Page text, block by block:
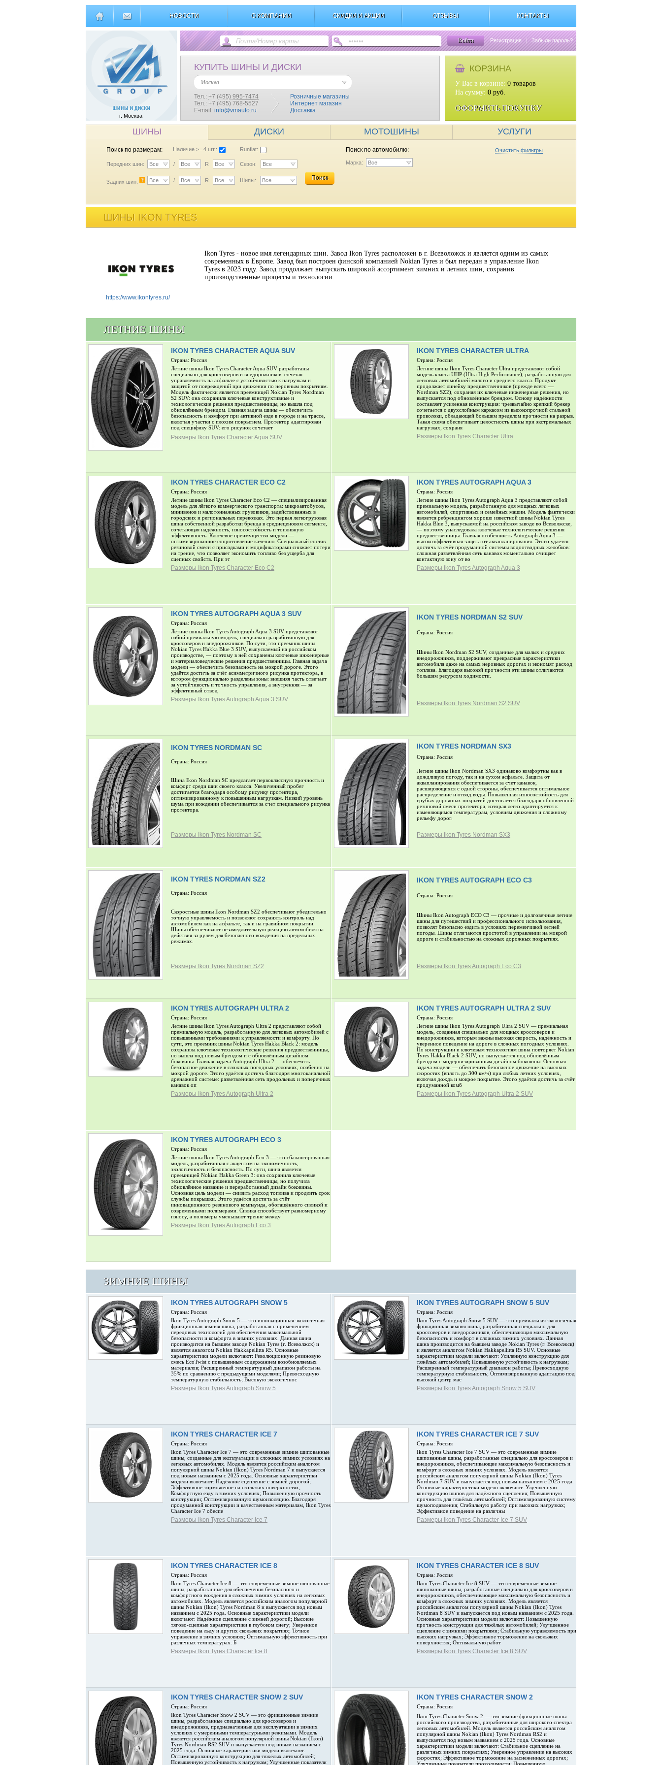
НОВОСТИ О КОМПАНИИ СКИДКИ И АКЦИИ ОТЗЫВЫ КОНТАКТЫ
г. Москва
Войти Регистрация | Забыли пароль?
КУПИТЬ ШИНЫ И ДИСКИ
Москва
Тел.: +7 (495) 995-7474
Тел.: +7 (495) 768-5527
E-mail: info@vmauto.ru
Розничные магазины
Интернет магазин
Доставка
КОРЗИНА
У Вас в корзине: 0 товаров
На сумму: 0 руб.
ОФОРМИТЬ ПОКУПКУ
ШИНЫ ДИСКИ МОТОШИНЫ УСЛУГИ
Поиск по размерам: Наличие >= 4 шт.: Runflat:
Передних шин: Все / Все R Все Сезон: Все
Задних шин: ? Все / Все R Все Шипы: Все Поиск
Поиск по автомобилю: Очистить фильтры
Марка: Все
ШИНЫ IKON TYRES
https://www.ikontyres.ru/
Ikon Tyres - новое имя легендарных шин. Завод Ikon Tyres расположен в г. Всеволожск и является одним из самых
современных в Европе. Завод был построен финской компанией Nokian Tyres и был передан в управление Ikon
Tyres в 2023 году. Завод продолжает выпускать широкий ассортимент зимних и летних шин, сохранив
производственные процессы и технологии.
ЛЕТНИЕ ШИНЫ
IKON TYRES CHARACTER AQUA SUV
Страна: Россия
Летние шины Ikon Tyres Character Aqua SUV разработаны
специально для кроссоверов и внедорожников, сочетая
управляемость на асфальте с устойчивостью к нагрузкам и
защитой от повреждений при движении по неровным покрытиям.
Модель фактически является преемницей Nokian Tyres Nordman
S2 SUV: она сохранила ключевые конструктивные и
технологические решения предшественницы, но вышла под
обновлённым брендом. Главная задача шины — обеспечить
безопасность и комфорт при активной езде в городе и на трассе,
включая участки с плохим покрытием. Протектор адаптирован
под специфику SUV: его рисунок сочетает
Размеры Ikon Tyres Character Aqua SUV
IKON TYRES CHARACTER ULTRA
Страна: Россия
Летние шины Ikon Tyres Character Ultra представляют собой
модель класса UHP (Ultra High Performance), разработанную для
легковых автомобилей малого и среднего класса. Продукт
продолжает линейку предшественников (прежде всего —
Nordman SZ2), сохраняя их ключевые инженерные решения, но
выпускается под обновлённым брендом. Основу надёжности
составляет усиленная конструкция: чрезвычайно крепкий брекер
сочетается с двухслойным каркасом из высокопрочной стальной
проволоки, обладающей большим пределом прочности на разрыв.
Такая схема обеспечивает целостность шины при экстремальных
нагрузках, сохраня
Размеры Ikon Tyres Character Ultra
IKON TYRES CHARACTER ECO C2
Страна: Россия
Летние шины Ikon Tyres Character Eco C2 — специализированная
модель для лёгкого коммерческого транспорта: микроавтобусов,
минивэнов и малотоннажных грузовиков, задействованных в
городских и региональных перевозках. Это первая легкогрузовая
шина собственной разработки бренда в среднеценовом сегменте,
сочетающая надёжность, износостойкость и топливную
эффективность. Ключевое преимущество модели —
оптимизированное сопротивление качению. Специальный состав
резиновой смеси с присадками и модификаторами снижает потери
на трение, что позволяет экономить топливо без ущерба для
сцепных свойств. При эт
Размеры Ikon Tyres Character Eco C2
IKON TYRES AUTOGRAPH AQUA 3
Страна: Россия
Летние шины Ikon Tyres Autograph Aqua 3 представляют собой
премиальную модель, разработанную для мощных легковых
автомобилей, спортивных и семейных машин. Модель фактически
является ребрендингом хорошо известной шины Nokian Tyres
Hakka Blue 3, выпускаемой на российском заводе во Всеволжске,
— поэтому унаследовала ключевые технологические решения
предшественницы. Главная особенность Autograph Aqua 3 —
высокоэффективная защита от аквапланирования. Этого удаётся
достичь за счёт продуманной системы водоотводных желобков:
сложная разветвлённая сеть канавок моментально очищает
контактную зону от во
Размеры Ikon Tyres Autograph Aqua 3
IKON TYRES AUTOGRAPH AQUA 3 SUV
Страна: Россия
Летние шины Ikon Tyres Autograph Aqua 3 SUV представляют
собой премиальную модель, специально разработанную для
кроссоверов и внедорожников. По сути, это преемник шины
Nokian Tyres Hakka Blue 3 SUV, выпускаемый на российском
производстве, — поэтому в ней сохранены ключевые инженерные
и материаловедческие решения предшественницы. Главная задача
модели — обеспечить безопасность на мокрой дороге. Этого
удаётся достичь за счёт асимметричного рисунка протектора, в
котором функционально разделены зоны: внешняя часть отвечает
за устойчивость и точность управления, а внутренняя — за
эффективный отвод
Размеры Ikon Tyres Autograph Aqua 3 SUV
IKON TYRES NORDMAN S2 SUV
Страна: Россия
Шины Ikon Nordman S2 SUV, созданные для малых и средних
внедорожников, поддерживают прекрасные характеристики
автомобиля даже на самых неровных дорогах и экономят расход
топлива. Благодаря высокой прочности эти шины отличаются
большим ресурсом ходимости.
Размеры Ikon Tyres Nordman S2 SUV
IKON TYRES NORDMAN SC
Страна: Россия
Шина Ikon Nordman SC предлагает первоклассную прочность и
комфорт среди шин своего класса. Увеличенный пробег
достигается благодаря особому рисунку протектора,
оптимизированному к повышенным нагрузкам. Низкий уровень
шума при вождении обеспечивается за счет специального рисунка
протектора.
Размеры Ikon Tyres Nordman SC
IKON TYRES NORDMAN SX3
Страна: Россия
Летние шины Ikon Nordman SX3 одинаково комфортны как в
дождливую погоду, так и на сухом асфальте. Защита от
аквапланирования обеспечивается за счет канавок,
расширяющихся с одной стороны, обеспечивается оптимальное
распределение и отвод воды. Повышенная износостойкость для
грубых дорожных покрытий достигается благодаря обновленной
резиновой смеси протектора, которая легко адаптируется к
изменяющимся температурам, условиям движения и сложному
рельефу дорог.
Размеры Ikon Tyres Nordman SX3
IKON TYRES NORDMAN SZ2
Страна: Россия
Скоростные шины Ikon Nordman SZ2 обеспечивают убедительно
точную управляемость и позволяют сохранять контроль над
автомобилем как на асфальте, так и на гравийном покрытии.
Шины обеспечивают незамедлительную реакцию автомобиля на
действия за рулем для безопасного вождения на предельных
режимах.
Размеры Ikon Tyres Nordman SZ2
IKON TYRES AUTOGRAPH ECO C3
Страна: Россия
Шины Ikon Autograph ECO C3 — прочные и долговечные летние
шины для путешествий и профессионального использования,
позволят безопасно ездить в условиях переменчивой летней
погоды. Шины отличаются простотой в управлении на мокрой
дороге и стабильностью на сложных дорожных покрытиях.
Размеры Ikon Tyres Autograph Eco C3
IKON TYRES AUTOGRAPH ULTRA 2
Страна: Россия
Летние шины Ikon Tyres Autograph Ultra 2 представляют собой
премиальную модель, разработанную для легковых автомобилей с
повышенными требованиями к управляемости и комфорту. По
сути, это преемник шины Nokian Tyres Hakka Black 2: модель
сохранила ключевые технологические решения предшественницы,
но вышла под новым брендом и с обновлённым дизайном
боковины. Главная задача Autograph Ultra 2 — обеспечить
безопасное движение в сложных погодных условиях, особенно на
мокрой дороге. Этого удаётся достичь благодаря многоканальной
дренажной системе: разветвлённая сеть продольных и поперечных
канавок оп
Размеры Ikon Tyres Autograph Ultra 2
IKON TYRES AUTOGRAPH ULTRA 2 SUV
Страна: Россия
Летние шины Ikon Tyres Autograph Ultra 2 SUV — премиальная
модель, созданная специально для мощных кроссоверов и
внедорожников, которым важны высокая скорость, надёжность и
уверенное поведение на дороге в сложных погодных условиях.
По конструкции и ключевым технологиям шина повторяет Nokian
Tyres Hakka Black 2 SUV, но выпускается под обновлённым
брендом с модернизированным дизайном боковины. Основная
задача модели — обеспечить безопасное движение на высоких
скоростях (вплоть до 300 км/ч) при любых летних условиях,
включая дождь и мокрое покрытие. Этого удаётся достичь за счёт
продуманной комб
Размеры Ikon Tyres Autograph Ultra 2 SUV
IKON TYRES AUTOGRAPH ECO 3
Страна: Россия
Летние шины Ikon Tyres Autograph Eco 3 — это сбалансированная
модель, разработанная с акцентом на экономичность,
экологичность и безопасность. По сути, шина является
преемницей Nokian Hakka Green 3: она сохранила ключевые
технологические решения предшественницы, но получила
обновлённое название и переработанный дизайн боковины.
Основная цель модели — снизить расход топлива и продлить срок
службы покрышки. Этого удаётся достичь за счёт
инновационного резинового компаунда, обогащённого силикой и
современными полимерами. Силика способствует равномерному
износу, а полимеры уменьшают трение между
Размеры Ikon Tyres Autograph Eco 3
ЗИМНИЕ ШИНЫ
IKON TYRES AUTOGRAPH SNOW 5
Страна: Россия
Ikon Tyres Autograph Snow 5 — это инновационная экологичная
фрикционная зимняя шина, разработанная с применением
передовых технологий для обеспечения максимальной
безопасности и комфорта в зимних условиях. Данная шина
производится на бывшем заводе Nokian Tyres (г. Всеволжск) и
является аналогом Nokian Hakkapeliitta R5. Основные
характеристики модели включают: Революционную резиновую
смесь EcoTwist с повышенным содержанием возобновляемых
материалов; Расширенный температурный диапазон работы на
35% по сравнению с предыдущими моделями; Превосходную
температурную стабильность; Высокую экологичнос
Размеры Ikon Tyres Autograph Snow 5
IKON TYRES AUTOGRAPH SNOW 5 SUV
Страна: Россия
Ikon Tyres Autograph Snow 5 SUV — это премиальная экологичная
фрикционная зимняя шина, разработанная специально для
кроссоверов и внедорожников, обеспечивающая максимальную
безопасность и комфорт в сложных зимних условиях. Данная
шина производится на бывшем заводе Nokian Tyres (г. Всеволжск)
и является аналогом Nokian Hakkapeliitta R5 SUV. Основные
характеристики модели включают: Усиленную конструкцию для
тяжёлых автомобилей; Повышенную устойчивость к нагрузкам;
Расширенный температурный диапазон работы; Превосходную
температурную стабильность; Оптимизированную адаптацию под
высокий центр мас
Размеры Ikon Tyres Autograph Snow 5 SUV
IKON TYRES CHARACTER ICE 7
Страна: Россия
Ikon Tyres Character Ice 7 — это современные зимние шипованные
шины, созданные для эксплуатации в сложных зимних условиях на
легковых автомобилях. Модель является российским аналогом
популярной шины Nokian (Ikon) Tyres Nordman 7 и выпускается
под новым названием с 2025 года. Основные характеристики
модели включают: Надёжное сцепление с зимней дорогой;
Эффективное торможение на скользких поверхностях;
Комфортную езду в зимних условиях; Повышенную прочность
конструкции; Оптимизированную шумоизоляцию. Благодаря
продуманной конструкции и качественным материалам, Ikon Tyres
Character Ice 7 обеспе
Размеры Ikon Tyres Character Ice 7
IKON TYRES CHARACTER ICE 7 SUV
Страна: Россия
Ikon Tyres Character Ice 7 SUV — это современные зимние
шипованные шины, разработанные специально для кроссоверов и
внедорожников, обеспечивающие максимальную безопасность и
комфорт в сложных зимних условиях. Модель является
российским аналогом популярной шины Nokian (Ikon) Tyres
Nordman 7 SUV и выпускается под новым названием с 2025 года.
Основные характеристики модели включают: Улучшенную
конструкцию шипов для надёжного сцепления; Повышенную
прочность для тяжёлых автомобилей; Оптимизированную систему
шумоподавления; Стабильную работу при высоких нагрузках;
Эффективное поведение на различны
Размеры Ikon Tyres Character Ice 7 SUV
IKON TYRES CHARACTER ICE 8
Страна: Россия
Ikon Tyres Character Ice 8 — это современные зимние шипованные
шины, разработанные для обеспечения безопасного и
комфортного вождения в сложных зимних условиях на легковых
автомобилях. Модель является российским аналогом популярной
шины Nokian (Ikon) Tyres Nordman 8 и выпускается под новым
названием с 2025 года. Основные характеристики модели
включают: Надёжное сцепление с зимней дорогой; Высокие
тягово-сцепные характеристики в глубоком снегу; Уверенное
поведение на льду и других скользких покрытиях; Точное
управление в зимних условиях; Оптимальную эффективность при
различных температурах. Б
Размеры Ikon Tyres Character Ice 8
IKON TYRES CHARACTER ICE 8 SUV
Страна: Россия
Ikon Tyres Character Ice 8 SUV — это современные зимние
шипованные шины, разработанные специально для кроссоверов и
внедорожников, обеспечивающие максимальную безопасность и
комфорт в сложных зимних условиях. Модель является
российским аналогом популярной шины Nokian (Ikon) Tyres
Nordman 8 SUV и выпускается под новым названием с 2025 года.
Основные характеристики модели включают: Повышенную
прочность конструкции для тяжёлых автомобилей; Улучшенное
сцепление с зимними покрытиями; Стабильную управляемость при
высоких нагрузках; Эффективное торможение на скользких
поверхностях; Оптимальную работ
Размеры Ikon Tyres Character Ice 8 SUV
IKON TYRES CHARACTER SNOW 2 SUV
Страна: Россия
Ikon Tyres Character Snow 2 SUV — это фрикционные зимние
шины, разработанные специально для кроссоверов и
внедорожников, предназначенные для эксплуатации в зимних
условиях с умеренными температурными режимами. Модель
является российским аналогом популярной шины Nokian (Ikon)
Tyres Nordman RS2 SUV и выпускается под новым названием с
2025 года. Основные характеристики модели включают:
Оптимизированную конструкцию для тяжёлых автомобилей;
Повышенную устойчивость к нагрузкам; Улучшенные показатели
IKON TYRES CHARACTER SNOW 2
Страна: Россия
Ikon Tyres Character Snow 2 — это зимние фрикционные шины
российского производства, разработанные для широкого спектра
легковых автомобилей. Модель является российским аналогом
популярной шины Nokian (Ikon) Tyres Nordman RS2 и
выпускается под новым названием с 2025 года. Основные
характеристики модели включают: Стабильное сцепление на
различных зимних покрытиях; Уверенное управление на высоких
скоростях; Эффективное торможение на заснеженных дорогах;
Улучшенные показатели проходимости; Повышенную